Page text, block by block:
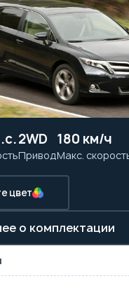
2WD
Привод
180 км/ч
Макс.
цвет
о комплектации